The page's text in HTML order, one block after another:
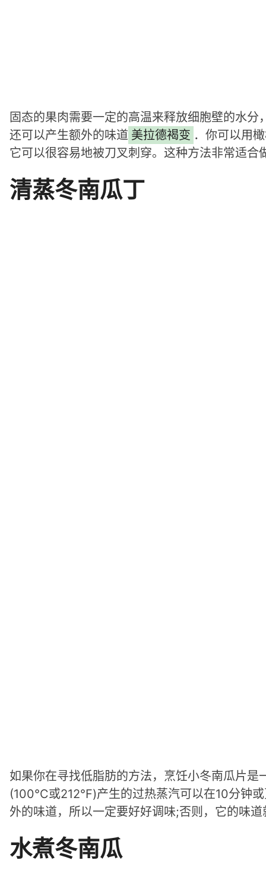
固态的果肉需要一定的高温来释放细胞壁的水
还可以产生额外的味道 美拉德褐变 ．你可以用
它可以很容易地被刀叉刺穿。这种方法非常适合
清蒸冬南瓜丁
如果你在寻找低脂肪的方法，烹饪小冬南瓜片
(100°C或212°F)产生的过热蒸汽可以在10分钟
外的味道，所以一定要好好调味;否则，它的味
水煮冬南瓜